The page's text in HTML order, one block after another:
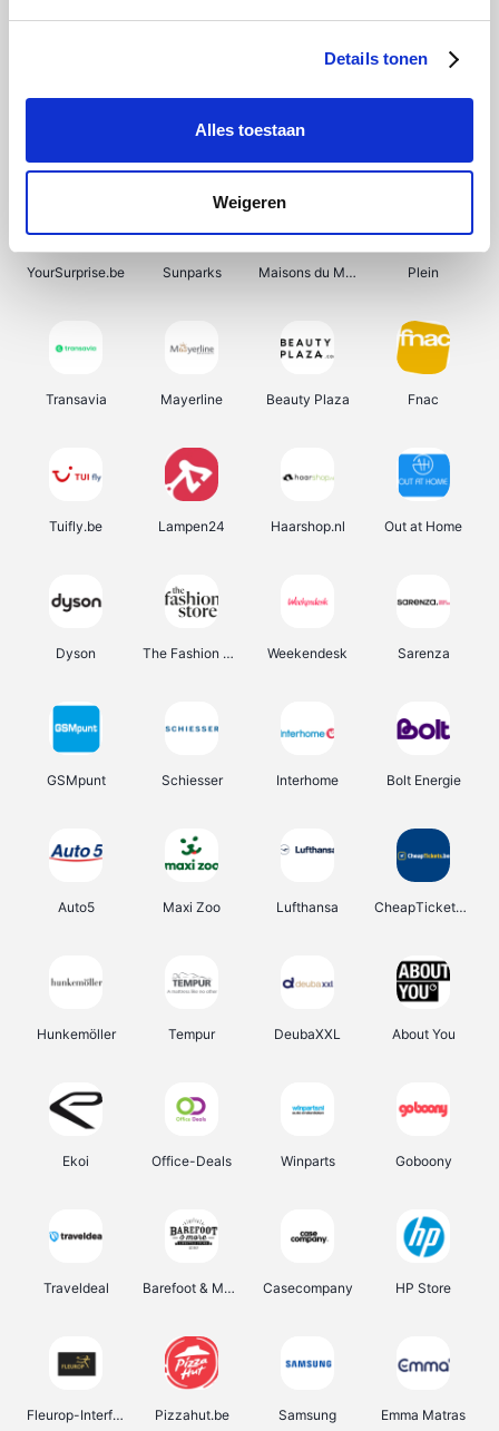
Details tonen
Alles toestaan
Weigeren
Shein Get Your Guide Bergfreunde Pazzox
YourSurprise.be Sunparks Maisons du Monde Plein
Transavia Mayerline Beauty Plaza Fnac
Tuifly.be Lampen24 Haarshop.nl Out at Home
Dyson The Fashion Store Weekendesk Sarenza
GSMpunt Schiesser Interhome Bolt Energie
Auto5 Maxi Zoo Lufthansa CheapTickets.be
Hunkemöller Tempur DeubaXXL About You
Ekoi Office-Deals Winparts Goboony
Traveldeal Barefoot & More Casecompany HP Store
Fleurop-Interflora Pizzahut.be Samsung Emma Matras